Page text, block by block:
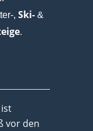
, Ski- &
.
vor den